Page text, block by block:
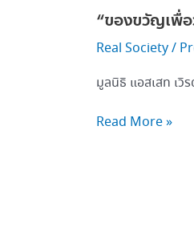
“ของขวัญเพื่
Real Society/
มูลนิธิ แอสเสท เวิ
Read More »